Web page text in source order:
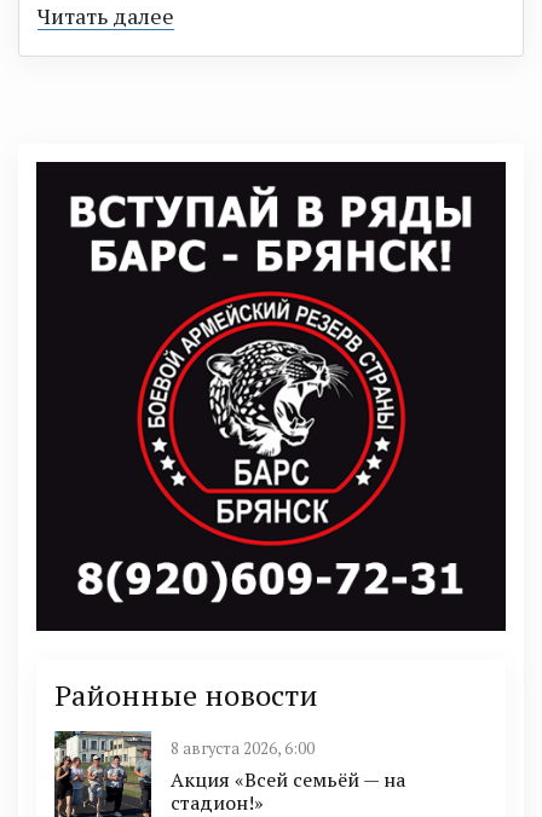
Читать далее
Районные новости
8 августа 2026, 6:00
Акция «Всей семьёй — на
стадион!»